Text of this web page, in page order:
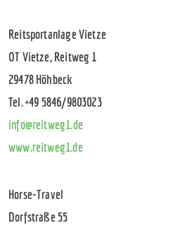
Reitsportanlage Vietze
OT Vietze, Reitweg 1
29478 Höhbeck
Tel. +49 5846/9803023
info@reitweg1.de
www.reitweg1.de
Horse-Travel
Dorfstraße 55